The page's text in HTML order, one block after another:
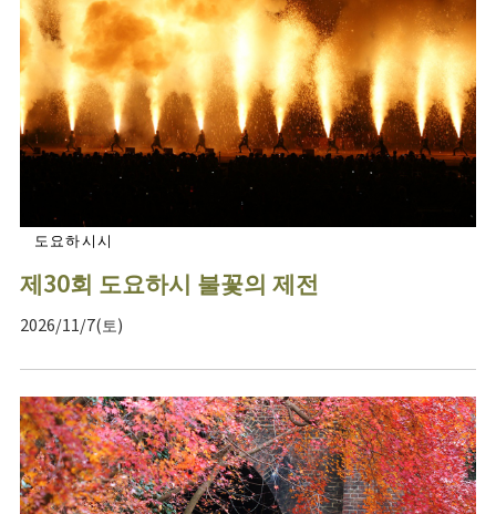
도요하시시
제30회 도요하시 불꽃의 제전
2026/11/7(토)